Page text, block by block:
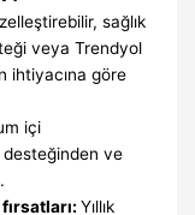
sağlık
veya Trendyol
ihtiyacına göre
içi
desteğinden ve
Yıllık